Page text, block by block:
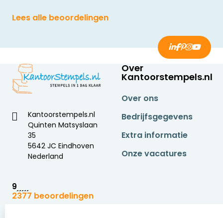
Lees alle beoordelingen
Kantoorstempels.nl
Quinten Matsyslaan
35
5642 JC Eindhoven
Nederland
9
2377 beoordelingen
Over
Kantoorstempels.nl
Over ons
Bedrijfsgegevens
Extra informatie
Onze vacatures